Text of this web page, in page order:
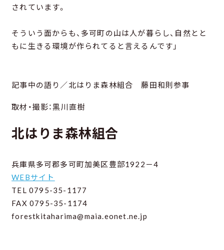
されています。
そういう面からも、多可町の山は人が暮らし、自然とと
もに生きる環境が作られてると言えるんです」
記事中の語り／北はりま森林組合 藤田和則参事
取材・撮影：黒川直樹
北はりま森林組合
兵庫県多可郡多可町加美区豊部1922－4
WEBサイト
TEL 0795-35-1177
FAX 0795-35-1174
forestkitaharima@maia.eonet.ne.jp